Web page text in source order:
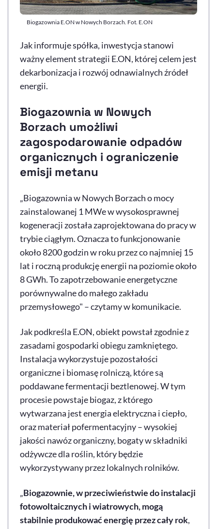
Biogazownia E.ON w Nowych Borzach. Fot. E.ON
Jak informuje spółka, inwestycja stanowi
ważny element strategii E.ON, której celem jest
dekarbonizacja i rozwój odnawialnych źródeł
energii.
Biogazownia w Nowych
Borzach umożliwi
zagospodarowanie odpadów
organicznych i ograniczenie
emisji metanu
„Biogazownia w Nowych Borzach o mocy
zainstalowanej 1 MWe w wysokosprawnej
kogeneracji została zaprojektowana do pracy w
trybie ciągłym. Oznacza to funkcjonowanie
około 8200 godzin w roku przez co najmniej 15
lat i roczną produkcję energii na poziomie około
8 GWh. To zapotrzebowanie energetyczne
porównywalne do małego zakładu
przemysłowego" – czytamy w komunikacie.
Jak podkreśla E.ON, obiekt powstał zgodnie z
zasadami gospodarki obiegu zamkniętego.
Instalacja wykorzystuje pozostałości
organiczne i biomasę rolniczą, które są
poddawane fermentacji beztlenowej. W tym
procesie powstaje biogaz, z którego
wytwarzana jest energia elektryczna i ciepło,
oraz materiał pofermentacyjny – wysokiej
jakości nawóz organiczny, bogaty w składniki
odżywcze dla roślin, który będzie
wykorzystywany przez lokalnych rolników.
„Biogazownie, w przeciwieństwie do instalacji
fotowoltaicznych i wiatrowych, mogą
stabilnie produkować energię przez cały rok,